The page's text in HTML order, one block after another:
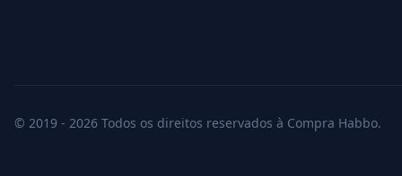
© 2019 - 2026 Todos os direitos reservados à Compra Habbo.